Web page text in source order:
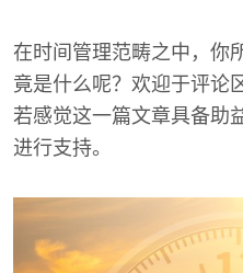
在时间管理范畴之中，你
竟是什么呢？欢迎于评论
若感觉这一篇文章具备助
进行支持。